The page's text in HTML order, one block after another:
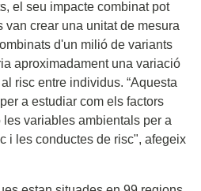
el seu impacte combinat pot
crear una unitat de mesura
d'un milió de variants
aproximadament una variació
risc entre individus. “Aquesta
a estudiar com els factors
variables ambientals per a
i les conductes de risc", afegeix